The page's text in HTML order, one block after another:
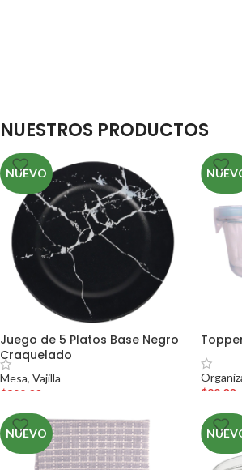
NUESTROS PRODUCTOS
NUEVO
Juego de 5 Platos Base Negro
Craquelado
Mesa, Vajilla
$399.00
$89.00
NUEVO